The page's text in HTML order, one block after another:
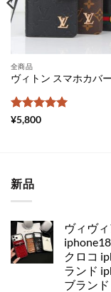
全商品
5段階中
¥5,800
新品
ヴィヴ
クロコ
ランド
ブラン